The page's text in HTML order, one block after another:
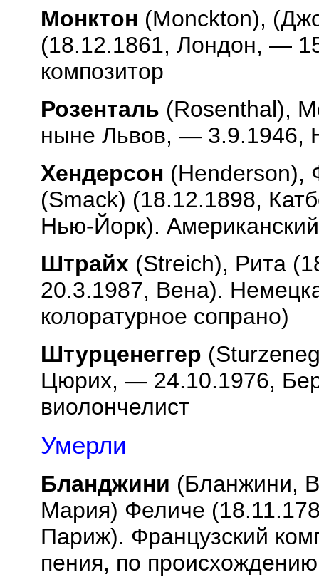
Монктон (Monckton),
(18.12.1861, Лондон, —
композитор
Розенталь (Rosenthal),
ныне Львов, — 3.9.1946,
Хендерсон (Henderson),
(Smack) (18.12.1898,
Нью-Йорк).
Штрайх (Streich), Рита
20.3.1987, Вена).
колоратурное сопрано)
Штурценеггер (
Цюрих, — 24.10.1976,
виолончелист
Умерли
Бланджини (Бланжини,
Мария) Феличе
Париж). Французский
пения, по